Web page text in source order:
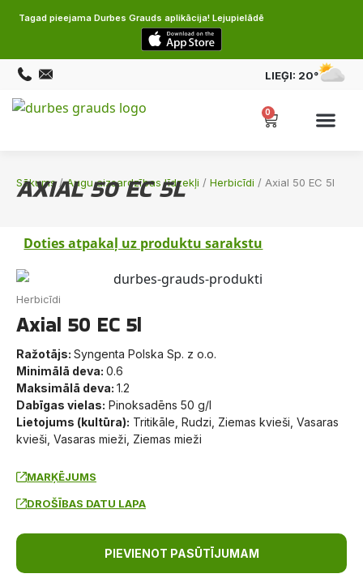
Tagad pieejama Durbes Grauds aplikācija! Lejupielādē
LIEĢI: 20°
0
Sākums/Augu aizsardzības līdzekļi / Herbicīdi / Axial 50 EC 5l
AXIAL 50 EC 5L
Doties atpakaļ uz produktu sarakstu
Herbicīdi
Axial 50 EC 5l
Ražotājs: Syngenta Polska Sp. z o.o.
Minimālā deva: 0.6
Maksimālā deva: 1.2
Dabīgas vielas: Pinoksadēns 50 g/l
Lietojums (kultūra): Tritikāle, Rudzi, Ziemas kvieši, Vasaras
kvieši, Vasaras mieži, Ziemas mieži
MARĶĒJUMS
DROŠĪBAS DATU LAPA
PIEVIENOT PASŪTĪJUMAM